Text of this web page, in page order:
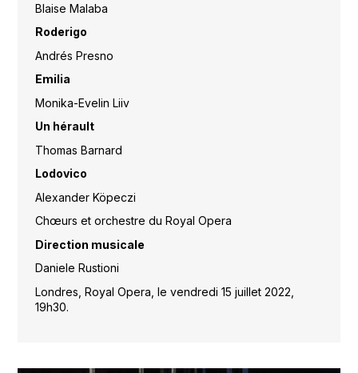
Blaise Malaba
Roderigo
Andrés Presno
Emilia
Monika-Evelin Liiv
Un hérault
Thomas Barnard
Lodovico
Alexander Köpeczi
Chœurs et orchestre du Royal Opera
Direction musicale
Daniele Rustioni
Londres, Royal Opera, le vendredi 15 juillet 2022,
19h30.